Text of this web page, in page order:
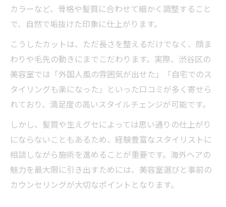
カラーなど、骨格や髪質に合わせて細かく調整すること
で、自然で垢抜けた印象に仕上がります。
こうしたカットは、ただ長さを整えるだけでなく、顔ま
わりや毛先の動きにまでこだわります。実際、渋谷区の
美容室では「外国人風の雰囲気が出せた」「自宅でのス
タイリングも楽になった」といった口コミが多く寄せら
れており、満足度の高いスタイルチェンジが可能です。
しかし、髪質や生えグセによっては思い通りの仕上がり
にならないこともあるため、経験豊富なスタイリストに
相談しながら施術を進めることが重要です。海外ヘアの
魅力を最大限に引き出すためには、美容室選びと事前の
カウンセリングが大切なポイントとなります。